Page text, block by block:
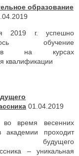
образование
2019 г. успешно
обучение
на курсах
квалификации
01.04.2019
во время весенних
академии проходит
будущего
– уникальная